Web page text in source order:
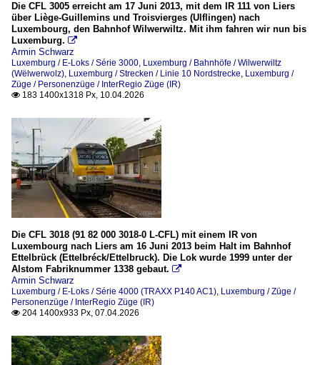
Michelau (Méchela)
Wilwerwiltz (Wëlwerwolz)
Bahntechnische Anlagen und Kunstbauten
Brücken
E-Loks
Série 3000
Série 4000 (TRAXX P140 AC1)
Strecken
Triebzüge
BR 2200 (Coradia Duplex)
Wagen
Steuerwagen
2020
2025
2026
Die CFL 3005 erreicht am 17 Juni 2013, mit dem IR 111 von Liers
über Liège-Guillemins und Troisvierges (Ulflingen) nach
Luxembourg, den Bahnhof Wilwerwiltz. Mit ihm fahren wir nun bis
Luxemburg. 
Armin Schwarz
Luxemburg / E-Loks / Série 3000, Luxemburg / Bahnhöfe / Wilwerwiltz
(Wëlwerwolz), Luxemburg / Strecken / Linie 10 Nordstrecke, Luxemburg /
Züge / Personenzüge / InterRegio Züge (IR)
 183 1400x1318 Px, 10.04.2026
Die CFL 3018 (91 82 000 3018-0 L-CFL) mit einem IR von
Luxembourg nach Liers am 16 Juni 2013 beim Halt im Bahnhof
Ettelbrück (Ettelbréck/Ettelbruck). Die Lok wurde 1999 unter der
Alstom Fabriknummer 1338 gebaut. 
Armin Schwarz
Luxemburg / E-Loks / Série 4000 (TRAXX P140 AC1), Luxemburg / Züge /
Personenzüge / InterRegio Züge (IR)
 204 1400x933 Px, 07.04.2026